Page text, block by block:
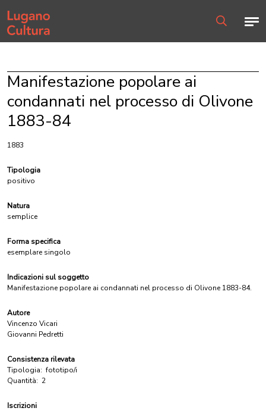
Home page
Manifestazione popolare ai
condannati nel processo di Olivone
1883-84
1883
Tipologia
positivo
Natura
semplice
Forma specifica
esemplare singolo
Indicazioni sul soggetto
Manifestazione popolare ai condannati nel processo di Olivone 1883-84.
Autore
Vincenzo Vicari
Giovanni Pedretti
Consistenza rilevata
Tipologia: fototipo/i
Quantità: 2
Iscrizioni